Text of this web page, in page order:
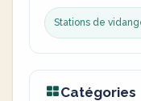
Stations de
Catégories